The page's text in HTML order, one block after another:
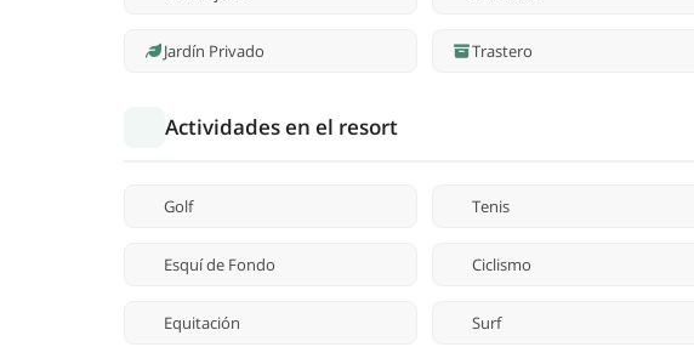
Jardín Privado Trastero
Actividades en el resort
Golf Tenis
Esquí de Fondo Ciclismo
Equitación Surf